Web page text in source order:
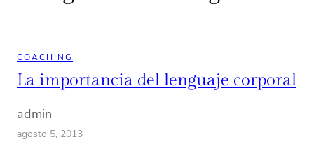
COACHING
La importancia del lenguaje corporal
admin
agosto 5, 2013